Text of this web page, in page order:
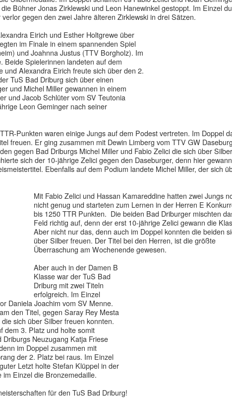
Bühner Jonas Zirklewski und Leon Hanewinkel gestoppt. Im Einzel
gegen den zwei Jahre älteren Zirklewski in drei Sätzen.
Eirich und Esther Holtgrewe über
im Finale in einem spannenden Spiel
und Joahnna Justus (TTV Borgholz). Im
Beide Spielerinnen landeten auf dem
und Alexandra Eirich freute sich über den 2.
TuS Bad Driburg sich über einen
und Michel Miller gewannen in einem
und Jacob Schlüter vom SV Teutonia
Leon Geminger nach seiner
Punkten waren einige Jungs auf dem Podest vertreten. Im Doppel
freuen. Er ging zusammen mit Dewin Limberg vom TTV GW
gegen Bad Driburgs Michel Miller und Fabio Zelici die sich über Silber
sich der 10-jährige Zelici gegen den Daseburger, denn hier
Ebenfalls auf dem Podium landete Michel Miller, der sich
Mit Fabio Zelici und Hassan Kamareddine hatten zwei Jungs
nicht genug und starteten zum Lernen in der Herren E
bis 1250 TTR Punkten. Die beiden Bad Driburger mischten
Feld richtig auf, denn der erst 10-jährige Zelici gewann die
Aber nicht nur das, denn auch im Doppel konnten die beiden
über Silber freuen. Der Titel bei den Herren, ist die größte
Überraschung am Wochenende gewesen.
Aber auch in der Damen B
Klasse war der TuS Bad
Driburg mit zwei Titeln
erfolgreich. Im Einzel
Daniela Joachim vom SV Menne.
den Titel, gegen Saray Rey Mesta
sich über Silber freuen konnten.
dem 3. Platz und holte somit
Neuzugang Katja Friese
im Doppel zusammen mit
der 2. Platz bei raus. Im Einzel
Letzt holte Stefan Klüppel in der
Einzel die Bronzemedaille.
für den TuS Bad Driburg!